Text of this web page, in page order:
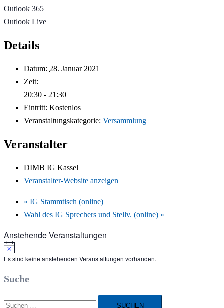
Outlook 365
Outlook Live
Details
Datum: 28. Januar 2021
Zeit:
20:30 - 21:30
Eintritt: Kostenlos
Veranstaltungskategorie: Versammlung
Veranstalter
DIMB IG Kassel
Veranstalter-Website anzeigen
« IG Stammtisch (online)
Wahl des IG Sprechers und Stellv. (online) »
Anstehende Veranstaltungen
Hinweis
Es sind keine anstehenden Veranstaltungen vorhanden.
Suche
Suchen